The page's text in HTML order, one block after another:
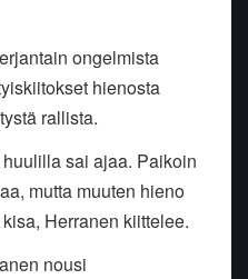
ongelmista
hienosta
rallista.
sai ajaa. Paikoin
mutta muuten hieno
Herranen kiittelee.
nousi